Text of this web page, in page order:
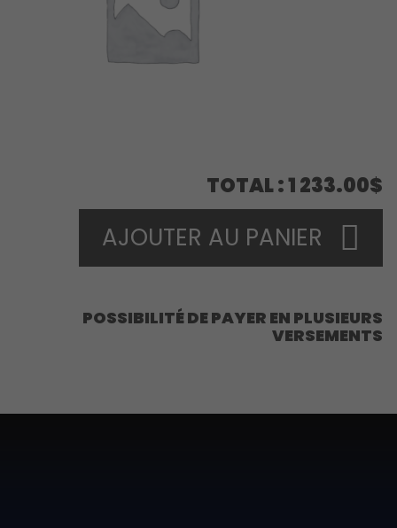
TOTAL 1 233.00$
AJOUTER AU PANIER
POSSIBILITÉ DE PAYER EN PLUSIEURS
VERSEMENTS